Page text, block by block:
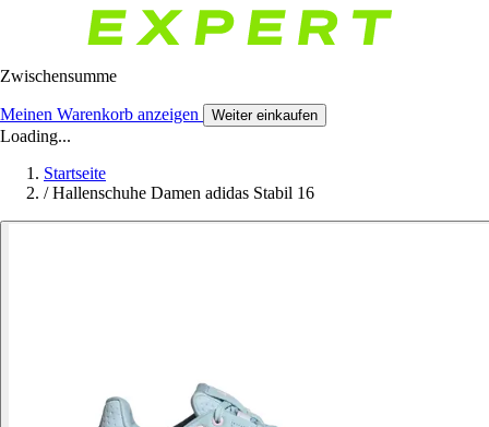
Zwischensumme
Meinen Warenkorb anzeigen Weiter einkaufen
Loading...
Startseite
/ Hallenschuhe Damen adidas Stabil 16